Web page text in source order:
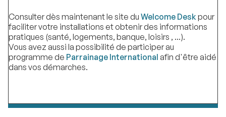
Consulter dès maintenant le site du Welcome Desk pour
faciliter votre installations et obtenir des informations
pratiques (santé, logements, banque, loisirs , ...).
Vous avez aussi la possibilité de participer au
programme de Parrainage International afin d'être aidé
dans vos démarches.